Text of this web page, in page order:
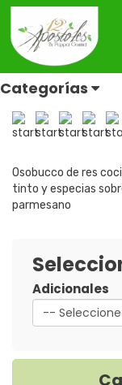
Categorías
Inicio Productos
Ossobuco
Osobucco pasta
REF: PASTA OSSOBUCO
Osobucco de res
tinto y especias
parmesano
Adicionales
--